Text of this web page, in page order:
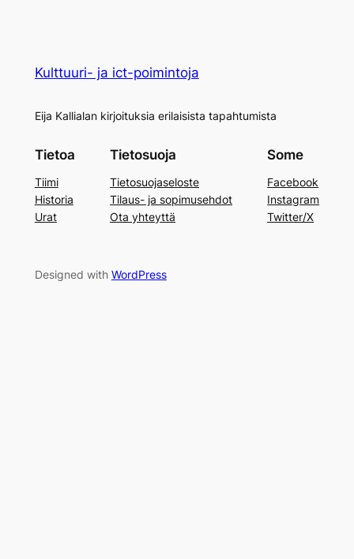
Kulttuuri- ja ict-poimintoja
Eija Kallialan kirjoituksia erilaisista tapahtumista
Tietoa
Tiimi
Historia
Urat
Tietosuoja
Tietosuojaseloste
Tilaus- ja sopimusehdot
Ota yhteyttä
Some
Facebook
Instagram
Twitter/X
Designed with WordPress